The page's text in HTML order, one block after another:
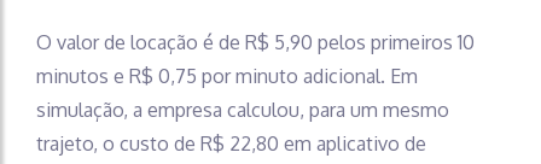
O valor de locação é de R$ 5,90 pelos primeiros 10
minutos e R$ 0,75 por minuto adicional. Em
simulação, a empresa calculou, para um mesmo
trajeto, o custo de R$ 22,80 em aplicativo de